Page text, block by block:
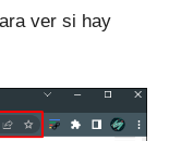
ver si hay